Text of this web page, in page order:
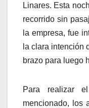
Linares. Esta
recorrido sin
la empresa, fue
la clara intención
brazo para luego
Para realizar
mencionado, los